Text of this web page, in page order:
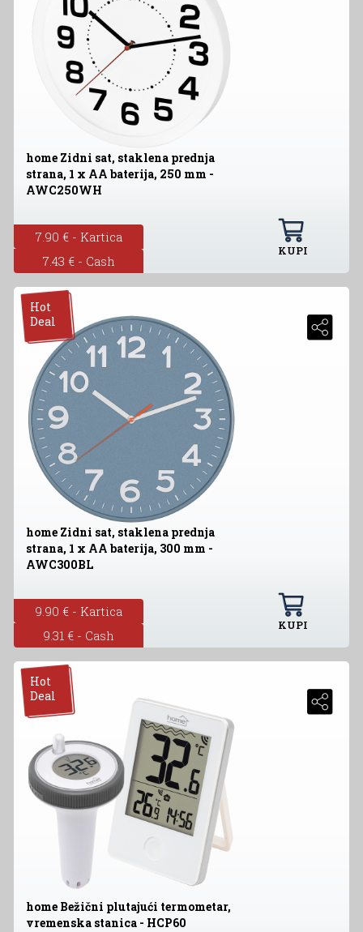
home Zidni sat, staklena prednja
strana, 1 x AA baterija, 250 mm -
AWC250WH
7.90 € - Kartica
7.43 € - Cash
KUPI
Hot
Deal
home Zidni sat, staklena prednja
strana, 1 x AA baterija, 300 mm -
AWC300BL
9.90 € - Kartica
9.31 € - Cash
KUPI
Hot
Deal
home Bežični plutajući termometar,
vremenska stanica - HCP60